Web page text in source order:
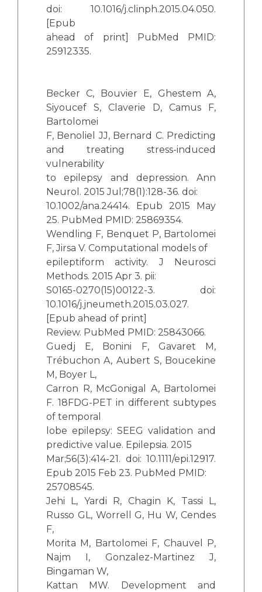
doi: 10.1016/j.clinph.2015.04.050.
[Epub
ahead of print] PubMed PMID:
25912335.
Becker C, Bouvier E, Ghestem A,
Siyoucef S, Claverie D, Camus F,
Bartolomei
F, Benoliel JJ, Bernard C. Predicting
and treating stress-induced
vulnerability
to epilepsy and depression. Ann
Neurol. 2015 Jul;78(1):128-36. doi:
10.1002/ana.24414. Epub 2015 May
25. PubMed PMID: 25869354.
Wendling F, Benquet P, Bartolomei
F, Jirsa V. Computational models of
epileptiform activity. J Neurosci
Methods. 2015 Apr 3. pii:
S0165-0270(15)00122-3. doi:
10.1016/j.jneumeth.2015.03.027.
[Epub ahead of print]
Review. PubMed PMID: 25843066.
Guedj E, Bonini F, Gavaret M,
Trébuchon A, Aubert S, Boucekine
M, Boyer L,
Carron R, McGonigal A, Bartolomei
F. 18FDG-PET in different subtypes
of temporal
lobe epilepsy: SEEG validation and
predictive value. Epilepsia. 2015
Mar;56(3):414-21. doi: 10.1111/epi.12917.
Epub 2015 Feb 23. PubMed PMID:
25708545.
Jehi L, Yardi R, Chagin K, Tassi L,
Russo GL, Worrell G, Hu W, Cendes
F,
Morita M, Bartolomei F, Chauvel P,
Najm I, Gonzalez-Martinez J,
Bingaman W,
Kattan MW. Development and